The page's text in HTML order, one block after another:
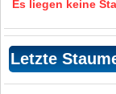
Es liegen keine
Letzte